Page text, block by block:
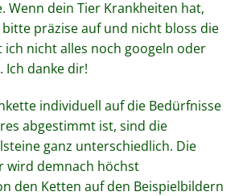
Wenn dein Tier Krankheiten hat,
präzise auf und nicht bloss die
ich nicht alles noch googeln oder
Ich danke dir!
individuell auf die Bedürfnisse
abgestimmt ist, sind die
ganz unterschiedlich. Die
wird demnach höchst
den Ketten auf den Beispielbildern